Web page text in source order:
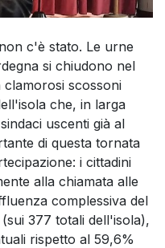
c'è stato. Le urne
si chiudono nel
clamorosi scossoni
che, in larga
uscenti già al
di questa tornata
i cittadini
alla chiamata alle
complessiva del
377 totali dell'isola),
rispetto al 59,6%